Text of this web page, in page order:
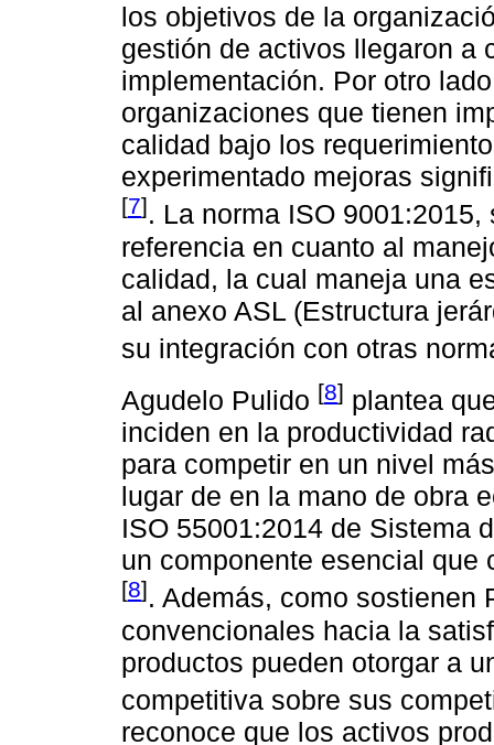
los objetivos de la
gestión de activos llegaron a
implementación. Por otro
organizaciones que tienen
calidad bajo los
experimentado mejoras
[7]. La norma ISO
referencia en cuanto al
calidad, la cual maneja una
al anexo ASL (Estructura
su integración con otras
Agudelo Pulido [8] plantea
inciden en la productividad
para competir en un nivel
lugar de en la mano de obra
ISO 55001:2014 de Sistema
un componente esencial que
[8]. Además, como sostienen
convencionales hacia la
productos pueden otorgar a
competitiva sobre sus
reconoce que los activos